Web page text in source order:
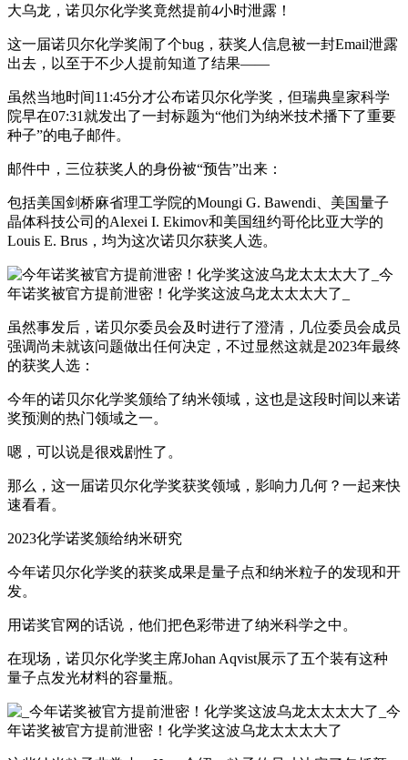
大乌龙，诺贝尔化学奖竟然提前4小时泄露！
这一届诺贝尔化学奖闹了个bug，获奖人信息被一封Email泄露
出去，以至于不少人提前知道了结果——
虽然当地时间11:45分才公布诺贝尔化学奖，但瑞典皇家科学
院早在07:31就发出了一封标题为“他们为纳米技术播下了重要
种子”的电子邮件。
邮件中，三位获奖人的身份被“预告”出来：
包括美国剑桥麻省理工学院的Moungi G. Bawendi、美国量子
晶体科技公司的Alexei I. Ekimov和美国纽约哥伦比亚大学的
Louis E. Brus，均为这次诺贝尔获奖人选。
虽然事发后，诺贝尔委员会及时进行了澄清，几位委员会成员
强调尚未就该问题做出任何决定，不过显然这就是2023年最终
的获奖人选：
今年的诺贝尔化学奖颁给了纳米领域，这也是这段时间以来诺
奖预测的热门领域之一。
嗯，可以说是很戏剧性了。
那么，这一届诺贝尔化学奖获奖领域，影响力几何？一起来快
速看看。
2023化学诺奖颁给纳米研究
今年诺贝尔化学奖的获奖成果是量子点和纳米粒子的发现和开
发。
用诺奖官网的话说，他们把色彩带进了纳米科学之中。
在现场，诺贝尔化学奖主席Johan Aqvist展示了五个装有这种
量子点发光材料的容量瓶。